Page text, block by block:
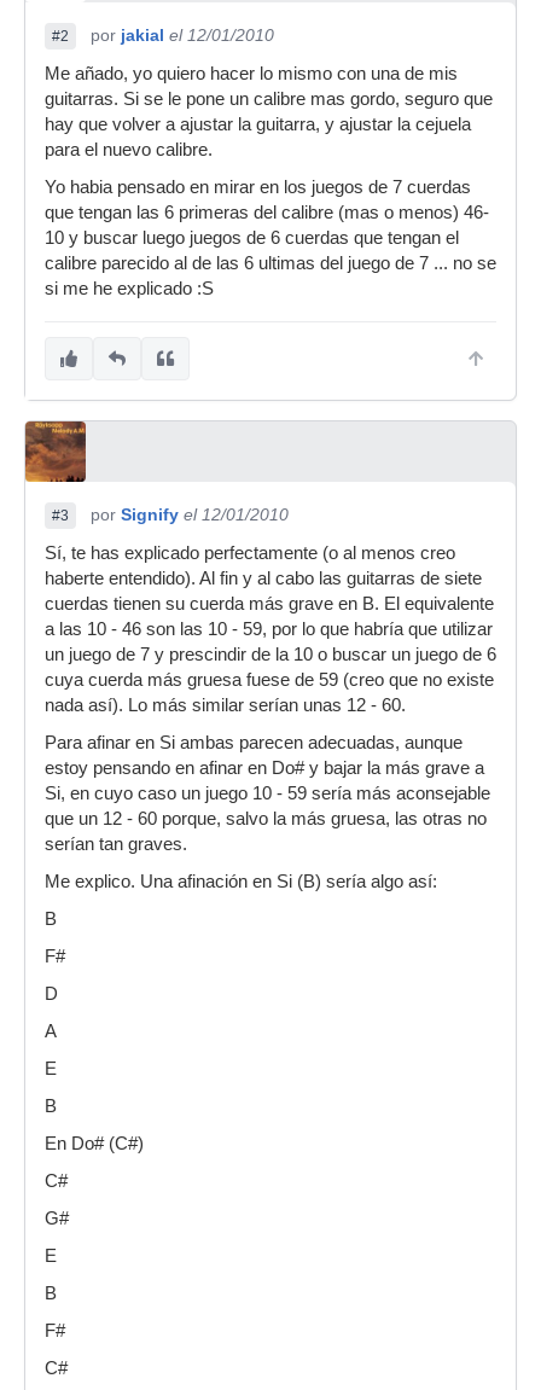
#2 por jakial el 12/01/2010
Me añado, yo quiero hacer lo mismo con una de mis
guitarras. Si se le pone un calibre mas gordo, seguro que
hay que volver a ajustar la guitarra, y ajustar la cejuela
para el nuevo calibre.
Yo habia pensado en mirar en los juegos de 7 cuerdas
que tengan las 6 primeras del calibre (mas o menos) 46-
10 y buscar luego juegos de 6 cuerdas que tengan el
calibre parecido al de las 6 ultimas del juego de 7 ... no se
si me he explicado :S
#3 por Signify el 12/01/2010
Sí, te has explicado perfectamente (o al menos creo
haberte entendido). Al fin y al cabo las guitarras de siete
cuerdas tienen su cuerda más grave en B. El equivalente
a las 10 - 46 son las 10 - 59, por lo que habría que utilizar
un juego de 7 y prescindir de la 10 o buscar un juego de 6
cuya cuerda más gruesa fuese de 59 (creo que no existe
nada así). Lo más similar serían unas 12 - 60.
Para afinar en Si ambas parecen adecuadas, aunque
estoy pensando en afinar en Do# y bajar la más grave a
Si, en cuyo caso un juego 10 - 59 sería más aconsejable
que un 12 - 60 porque, salvo la más gruesa, las otras no
serían tan graves.
Me explico. Una afinación en Si (B) sería algo así:
B
F#
D
A
E
B
En Do# (C#)
C#
G#
E
B
F#
C#